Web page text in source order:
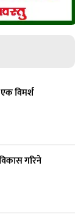
विमर्श
गरिने